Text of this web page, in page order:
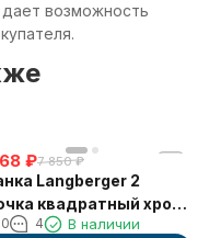
дает возможность
₽7 850 ₽
2
квадратный хром
4 В наличии